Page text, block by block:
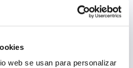
web se usan para personalizar